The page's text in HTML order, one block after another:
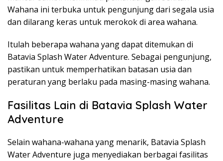
Wahana ini terbuka untuk pengunjung dari segala usia
dan dilarang keras untuk merokok di area wahana.
Itulah beberapa wahana yang dapat ditemukan di
Batavia Splash Water Adventure. Sebagai pengunjung,
pastikan untuk memperhatikan batasan usia dan
peraturan yang berlaku pada masing-masing wahana.
Fasilitas Lain di Batavia Splash Water
Adventure
Selain wahana-wahana yang menarik, Batavia Splash
Water Adventure juga menyediakan berbagai fasilitas